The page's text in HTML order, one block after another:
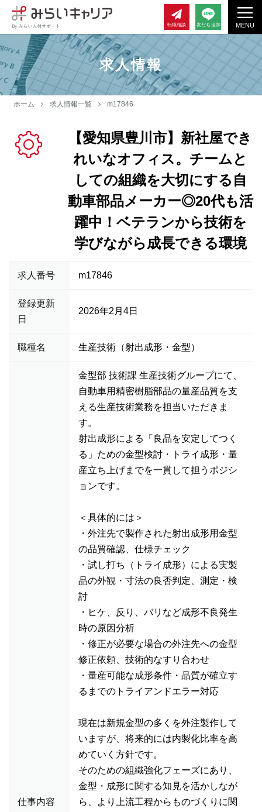
MENU
転職相談 友だち追加
求人情報
ホーム 求人情報一覧 m17846
【愛知県豊川市】新社屋でき
れいなオフィス。チームと
しての組織を大切にする自
動車部品メーカー◎20代も活
躍中！ベテランから技術を
学びながら成長できる環境
求人番号 m17846
登録更新
日
2026年2月4日
職種名 生産技術（射出成形・金型）
仕事内容
金型部 技術課 生産技術グループにて、
自動車用精密樹脂部品の量産品質を支
える生産技術業務を担当いただきま
す。
射出成形による「良品を安定してつく
る」ための金型検討・トライ成形・量
産立ち上げまでを一貫して担うポジシ
ョンです。
＜具体的には＞
・外注先で製作された射出成形用金型
の品質確認、仕様チェック
・試し打ち（トライ成形）による実製
品の外観・寸法の良否判定、測定・検
討
・ヒケ、反り、バリなど成形不良発生
時の原因分析
・修正が必要な場合の外注先への金型
修正依頼、技術的なすり合わせ
・量産可能な成形条件・品質が確立す
るまでのトライアンドエラー対応
現在は新規金型の多くを外注製作して
いますが、将来的には内製化比率を高
めていく方針です。
そのための組織強化フェーズにあり、
金型・成形に関する知見を活かしなが
ら、より上流工程からものづくりに関